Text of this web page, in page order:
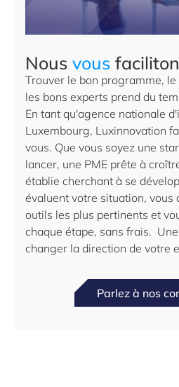
Nous vous
Trouver le bon programme,
les bons experts prend du
En tant qu'agence nationale
Luxembourg, Luxinnovation
vous. Que vous soyez une
lancer, une PME prête à
établie cherchant à se
évaluent votre situation, vous
outils les plus pertinents et
chaque étape, sans frais.
changer la direction de votre
Parlez à nos